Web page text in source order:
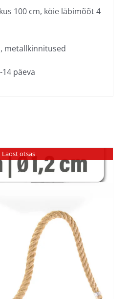
100 cm, köie läbimõõt 4
metallkinnitused
14 päeva
Laost otsas